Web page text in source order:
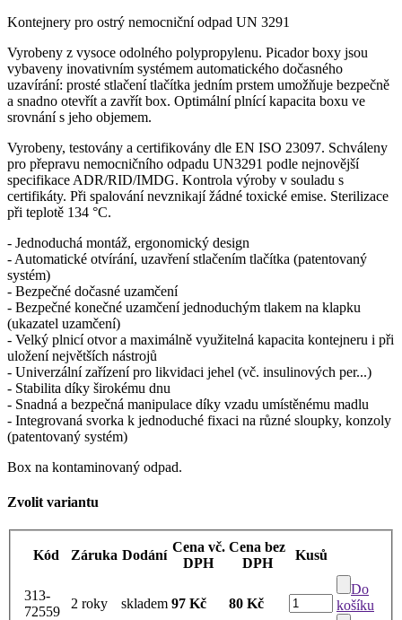
Kontejnery pro ostrý nemocniční odpad UN 3291
Vyrobeny z vysoce odolného polypropylenu. Picador boxy jsou
vybaveny inovativním systémem automatického dočasného
uzavírání: prosté stlačení tlačítka jedním prstem umožňuje bezpečně
a snadno otevřít a zavřít box. Optimální plnící kapacita boxu ve
srovnání s jeho objemem.
Vyrobeny, testovány a certifikovány dle EN ISO 23097. Schváleny
pro přepravu nemocničního odpadu UN3291 podle nejnovější
specifikace ADR/RID/IMDG. Kontrola výroby v souladu s
certifikáty. Při spalování nevznikají žádné toxické emise. Sterilizace
při teplotě 134 °C.
- Jednoduchá montáž, ergonomický design
- Automatické otvírání, uzavření stlačením tlačítka (patentovaný
systém)
- Bezpečné dočasné uzamčení
- Bezpečné konečné uzamčení jednoduchým tlakem na klapku
(ukazatel uzamčení)
- Velký plnicí otvor a maximálně využitelná kapacita kontejneru i při
uložení největších nástrojů
- Univerzální zařízení pro likvidaci jehel (vč. insulinových per...)
- Stabilita díky širokému dnu
- Snadná a bezpečná manipulace díky vzadu umístěnému madlu
- Integrovaná svorka k jednoduché fixaci na různé sloupky, konzoly
(patentovaný systém)
Box na kontaminovaný odpad.
Zvolit variantu
Kód Záruka Dodání
Cena vč.
DPH
Cena bez
DPH
Kusů
313-
72559
2 roky skladem 97 Kč 80 Kč
Do
košíku